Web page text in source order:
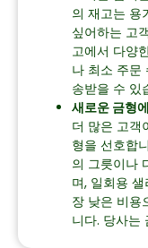
의 재고는 용
싶어하는 고
고에서 다양
나 최소 주문
송받을 수 있
새로운 금형
더 많은 고객
형을 선호합
의 그릇이나
며, 일회용
장 낮은 비용
니다. 당사는